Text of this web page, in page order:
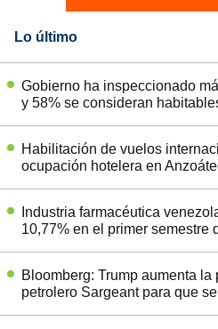
Lo último
Gobierno ha inspeccionado
y 58% se consideran
Habilitación de vuelos
ocupación hotelera en
Industria farmacéutica
10,77% en el primer semestre
Bloomberg: Trump aumenta
petrolero Sargeant para que